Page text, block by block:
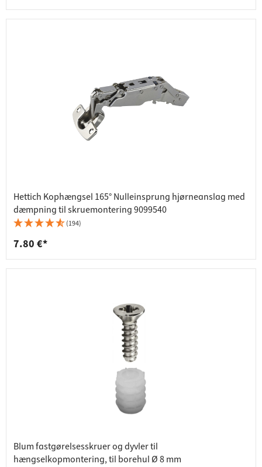
Hettich Kophængsel 165° Nulleinsprung hjørneanslag med
dæmpning til skruemontering 9099540
(194)
7.80 €*
Blum fastgørelsesskruer og dyvler til
hængselkopmontering, til borehul Ø 8 mm